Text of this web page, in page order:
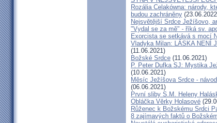
Rozália Celakówna: národy,
budou zachráněny
Nejsvětější Srdce Ježíšovo,
"Vydal se za mě" - říká sv.
Exorcista se setkává s mocí
Vladyka Milan: LÁSKA NENÍ
(11.06.2021)
Božské Srdce (11.06.2021)
P. Peter Dufka SJ: Mystika
(10.06.2021)
Měsíc Ježíšova Srdce -
(06.06.2021)
První sliby S.M. Heleny
Obláčka Věrky Holasové
Růženec k Božskému Srdci
8 zajímavých faktů o